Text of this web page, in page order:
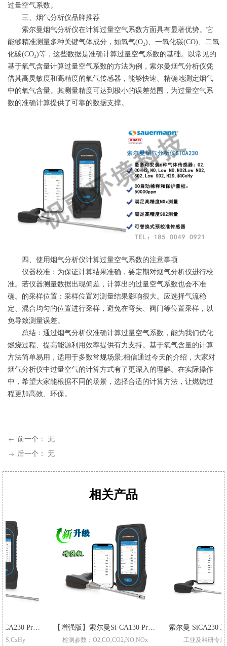
过量空气系数。
三、烟气分析仪品牌推荐
索尔曼烟气分析仪在计算过量空气系数方面具有显著优势。它
能够精准测量多种关键气体成分，如氧气(O₂)、一氧化碳(CO)、二氧
化碳(CO₂)等，这些数据是准确计算过量空气系数的基础。以常见的
基于氧气含量计算过量空气系数的方法为例，索尔曼烟气分析仪凭
借其高灵敏度和高精度的氧气传感器，能够快速、精确地测定烟气
中的氧气含量。其测量精度可达到极小的误差范围，为过量空气系
数的准确计算提供了可靠的数据支撑。
四、使用烟气分析仪计算过量空气系数的注意事项
仪器校准：为保证计算结果准确，要定期对烟气分析仪进行校
准。若仪器测量数据出现偏差，计算出的过量空气系数也会不准
确。的采样位置：采样位置对测量结果影响很大。应选择气流稳
定、混合均匀的位置进行采样，避免在弯头、阀门等位置采样，以
免导致测量误差。
总结：通过烟气分析仪准确计算过量空气系数，能为我们优化
燃烧过程、提高能源利用效率提供有力支持。基于氧气含量的计算
方法简单易用，适用于多数常规场景;相信通过今天的介绍，大家对
烟气分析仪中过量空气的计算方式有了更深入的理解。在实际操作
中，希望大家能根据不同的场景，选择合适的计算方法，让燃烧过
程更加高效、环保。
ꂃ 前一个： 无
ꁹ 后一个： 无
【增强版】索尔曼Si-CA230 Pro 烟气分析仪 【增强版】索尔曼Si-CA130 Pro 烟气分析仪
检测参数：O2,CO,CO2,NO,NOx 工业及科研专用烟气分析
相关产品